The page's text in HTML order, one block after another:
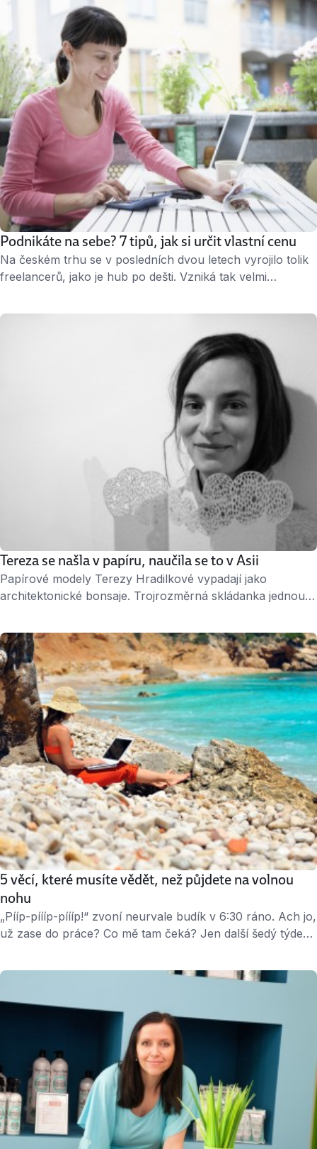
pro společnost z jiného města a potřebují klid a motivující
prostředí pro práci. A taky je to skvělý vynález pro …
Podnikáte na sebe? 7 tipů, jak si určit vlastní cenu
Na českém trhu se v posledních dvou letech vyrojilo tolik
freelancerů, jako je hub po dešti. Vzniká tak velmi
utkávají s nabídkami u zákazníků. Co rozhoduje o
čeho ji stanovit? Poradíme. ↑ Sama na sebe, ale za kolik?
Tereza se našla v papíru, naučila se to v Asii
Papírové modely Terezy Hradilkové vypadají jako
architektonické bonsaje. Trojrozměrná skládanka jednou
třeba japonskou horu Fudži. Své návrhy Tereza, původní
profesí architektka, prodává pod značkou Porigami. Zálibu
v papíru, která ji teď živí, si přivezla z Asie. ↑ Tereza
Hradílková, autorka značky Porigami. Jobs.cz: Dva roky
jste žila v Japonsku, čtyři roky …
5 věcí, které musíte vědět, než půjdete na volnou
nohu
„Pííp-píííp-píííp!“ zvoní neurvale budík v 6:30 ráno. Ach jo,
už zase do práce? Co mě tam čeká? Jen další šedý týden
kvůli četbě knížky o prokrastinaci a šéf, který na poradách
veledůležitě prezentuje moji práci? Mám já tohle
zapotřebí? Pokud je vaší odpovědí rezolutní ne, na nic
nečekejte a práskněte …